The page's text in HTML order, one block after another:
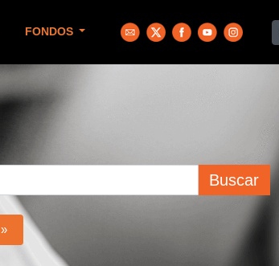
FONDOS
Buscar